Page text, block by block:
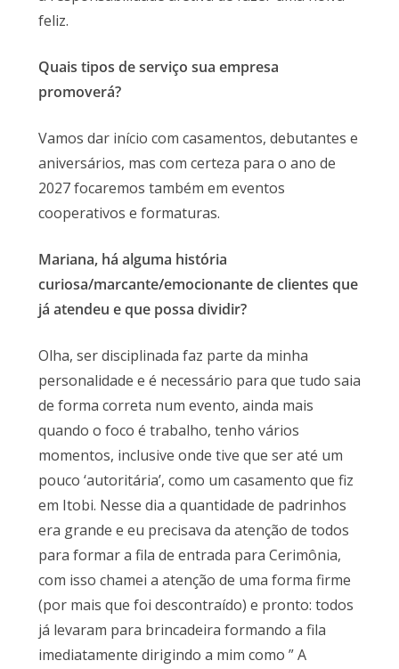
feliz.
Quais tipos de serviço sua empresa
promoverá?
Vamos dar início com casamentos, debutantes e
aniversários, mas com certeza para o ano de
2027 focaremos também em eventos
cooperativos e formaturas.
Mariana, há alguma história
curiosa/marcante/emocionante de clientes que
já atendeu e que possa dividir?
Olha, ser disciplinada faz parte da minha
personalidade e é necessário para que tudo saia
de forma correta num evento, ainda mais
quando o foco é trabalho, tenho vários
momentos, inclusive onde tive que ser até um
pouco ‘autoritária’, como um casamento que fiz
em Itobi. Nesse dia a quantidade de padrinhos
era grande e eu precisava da atenção de todos
para formar a fila de entrada para Cerimônia,
com isso chamei a atenção de uma forma firme
(por mais que foi descontraído) e pronto: todos
já levaram para brincadeira formando a fila
imediatamente dirigindo a mim como ” A